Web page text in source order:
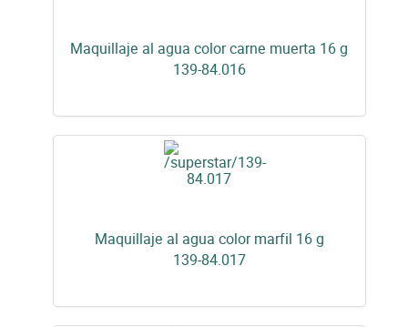
Maquillaje al agua color carne muerta 16 g
139-84.016
Maquillaje al agua color marfil 16 g
139-84.017